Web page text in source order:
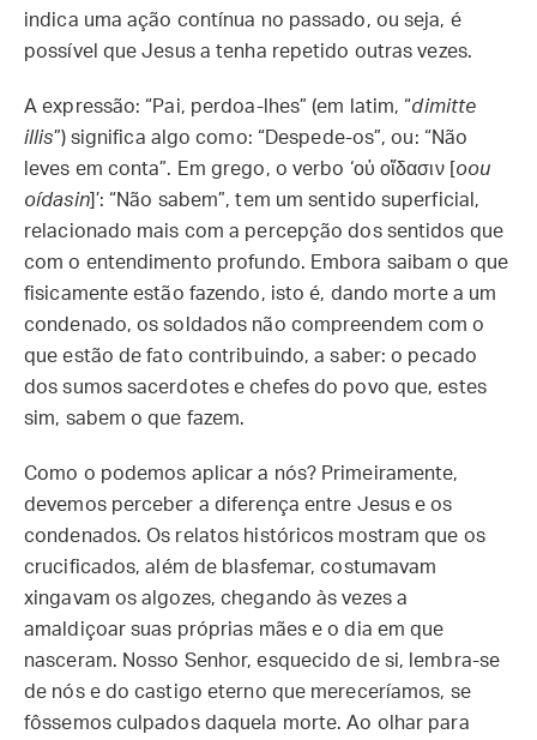
indica uma ação contínua no passado, ou seja, é
possível que Jesus a tenha repetido outras vezes.
A expressão: “Pai, perdoa-lhes” (em latim, “dimitte
illis”) significa algo como: “Despede-os”, ou: “Não
leves em conta”. Em grego, o verbo ‘οὐ οἴδασιν [ oou
oídasin]’: “Não sabem”, tem um sentido superficial,
relacionado mais com a percepção dos sentidos que
com o entendimento profundo. Embora saibam o que
fisicamente estão fazendo, isto é, dando morte a um
condenado, os soldados não compreendem com o
que estão de fato contribuindo, a saber: o pecado
dos sumos sacerdotes e chefes do povo que, estes
sim, sabem o que fazem.
Como o podemos aplicar a nós? Primeiramente,
devemos perceber a diferença entre Jesus e os
condenados. Os relatos históricos mostram que os
crucificados, além de blasfemar, costumavam
xingavam os algozes, chegando às vezes a
amaldiçoar suas próprias mães e o dia em que
nasceram. Nosso Senhor, esquecido de si, lembra-se
de nós e do castigo eterno que mereceríamos, se
fôssemos culpados daquela morte. Ao olhar para